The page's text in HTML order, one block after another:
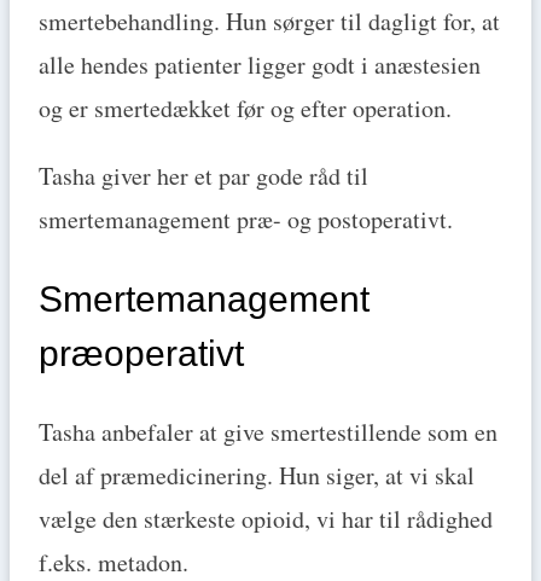
smertebehandling. Hun sørger til dagligt for, at
alle hendes patienter ligger godt i anæstesien
og er smertedækket før og efter operation.
Tasha giver her et par gode råd til
smertemanagement præ- og postoperativt.
Smertemanagement
præoperativt
Tasha anbefaler at give smertestillende som en
del af præmedicinering. Hun siger, at vi skal
vælge den stærkeste opioid, vi har til rådighed
f.eks. metadon.